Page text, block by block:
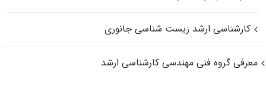
کارشناسی ارشد زیست‌ شناسی جانوری
معرفی گروه فنی مهندسی کارشناسی ارشد